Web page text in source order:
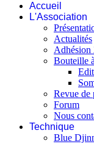
Accueil
L'Association
Actualités
Adhésion
Bouteille
Revue de
Forum
Nous
Technique
Blue